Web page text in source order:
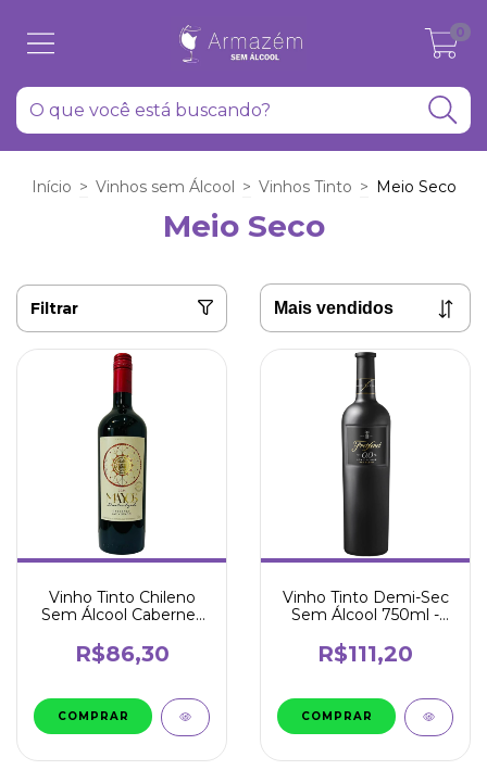
0
Início > Vinhos sem Álcool > Vinhos Tinto > Meio Seco
Meio Seco
Filtrar
Vinho Tinto Chileno
Sem Álcool Cabernet
Mayos
R$86,30
Vinho Tinto Demi-Sec
Sem Álcool 750ml -
R$111,20